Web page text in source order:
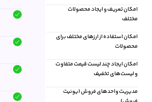
امکان تعریف و ایجاد محصولات
مختلف
امکان استفاده از ارزهای مختلف برای
محصولات
امکان ایجاد چند لیست قیمت متفاوت
و لیست‌های تخفیف
مدیریت واحد‌های فروش (یونیت